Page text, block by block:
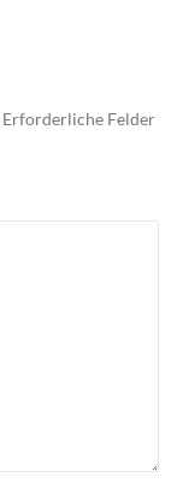
Erforderliche Felder